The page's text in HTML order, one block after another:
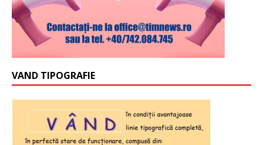
VAND TIPOGRAFIE